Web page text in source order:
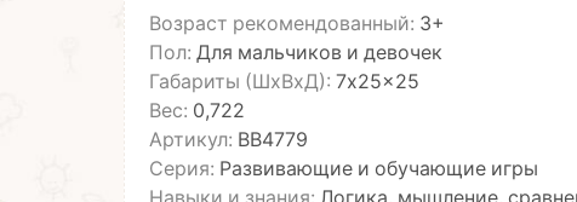
Возраст рекомендованный: 3+
Пол: Для мальчиков и девочек
Габариты (ШхВхД): 7x25x25
Вес: 0,722
Артикул: ВВ4779
Серия: Развивающие и обучающие игры